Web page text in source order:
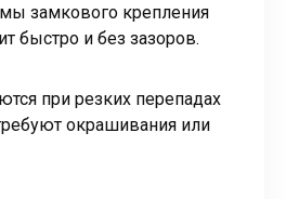
замкового крепления
быстро и без зазоров.
при резких перепадах
окрашивания или